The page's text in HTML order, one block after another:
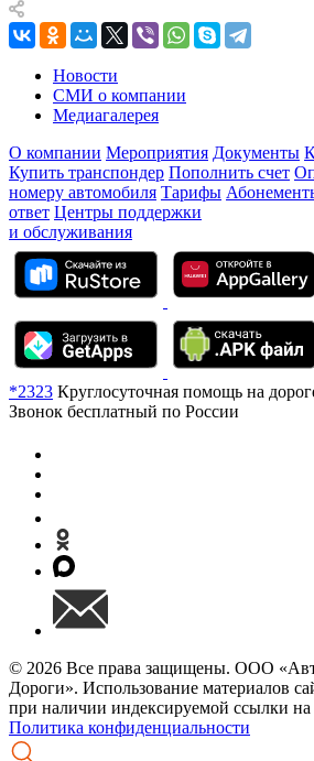
Новости
СМИ о компании
Медиагалерея
О компании Мероприятия Документы
Купить транспондер Пополнить счет
номеру автомобиля Тарифы
ответ Центры поддержки
и обслуживания
*2323 Круглосуточная помощь на
Звонок бесплатный по России
© 2026 Все права защищены. ООО
Дороги». Использование материалов
при наличии индексируемой ссылки на
Политика конфиденциальности